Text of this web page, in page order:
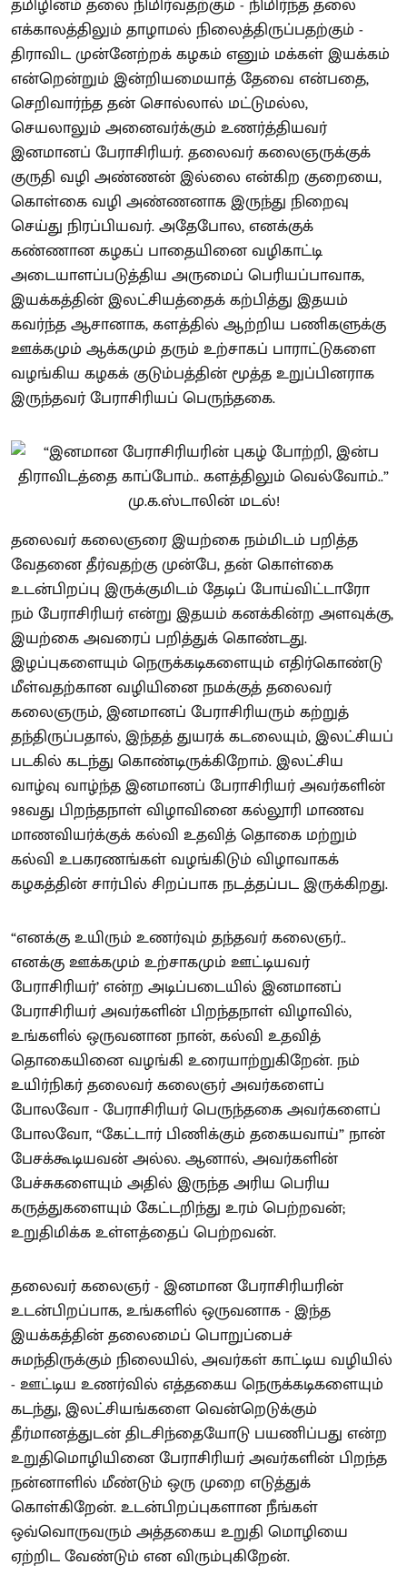
எக்காலத்திலும் தாழாமல் நிலைத்திருப்பதற்கும் -
திராவிட முன்னேற்றக் கழகம் எனும் மக்கள் இயக்கம்
என்றென்றும் இன்றியமையாத் தேவை என்பதை,
செறிவார்ந்த தன் சொல்லால் மட்டுமல்ல,
செயலாலும் அனைவர்க்கும் உணர்த்தியவர்
இனமானப் பேராசிரியர். தலைவர் கலைஞருக்குக்
குருதி வழி அண்ணன் இல்லை என்கிற குறையை,
கொள்கை வழி அண்ணனாக இருந்து நிறைவு
செய்து நிரப்பியவர். அதேபோல, எனக்குக்
கண்ணான கழகப் பாதையினை வழிகாட்டி
அடையாளப்படுத்திய அருமைப் பெரியப்பாவாக,
இயக்கத்தின் இலட்சியத்தைக் கற்பித்து இதயம்
கவர்ந்த ஆசானாக, களத்தில் ஆற்றிய பணிகளுக்கு
ஊக்கமும் ஆக்கமும் தரும் உற்சாகப் பாராட்டுகளை
வழங்கிய கழகக் குடும்பத்தின் மூத்த உறுப்பினராக
இருந்தவர் பேராசிரியப் பெருந்தகை.
தலைவர் கலைஞரை இயற்கை நம்மிடம் பறித்த
வேதனை தீர்வதற்கு முன்பே, தன் கொள்கை
உடன்பிறப்பு இருக்குமிடம் தேடிப் போய்விட்டாரோ
நம் பேராசிரியர் என்று இதயம் கனக்கின்ற அளவுக்கு,
இயற்கை அவரைப் பறித்துக் கொண்டது.
இழப்புகளையும் நெருக்கடிகளையும் எதிர்கொண்டு
மீள்வதற்கான வழியினை நமக்குத் தலைவர்
கலைஞரும், இனமானப் பேராசிரியரும் கற்றுத்
தந்திருப்பதால், இந்தத் துயரக் கடலையும், இலட்சியப்
படகில் கடந்து கொண்டிருக்கிறோம். இலட்சிய
வாழ்வு வாழ்ந்த இனமானப் பேராசிரியர் அவர்களின்
98வது பிறந்தநாள் விழாவினை கல்லூரி மாணவ
மாணவியர்க்குக் கல்வி உதவித் தொகை மற்றும்
கல்வி உபகரணங்கள் வழங்கிடும் விழாவாகக்
கழகத்தின் சார்பில் சிறப்பாக நடத்தப்பட இருக்கிறது.
“எனக்கு உயிரும் உணர்வும் தந்தவர் கலைஞர்..
எனக்கு ஊக்கமும் உற்சாகமும் ஊட்டியவர்
பேராசிரியர்’ என்ற அடிப்படையில் இனமானப்
பேராசிரியர் அவர்களின் பிறந்தநாள் விழாவில்,
உங்களில் ஒருவனான நான், கல்வி உதவித்
தொகையினை வழங்கி உரையாற்றுகிறேன். நம்
உயிர்நிகர் தலைவர் கலைஞர் அவர்களைப்
போலவோ - பேராசிரியர் பெருந்தகை அவர்களைப்
போலவோ, “கேட்டார் பிணிக்கும் தகையவாய்” நான்
பேசக்கூடியவன் அல்ல. ஆனால், அவர்களின்
பேச்சுகளையும் அதில் இருந்த அரிய பெரிய
கருத்துகளையும் கேட்டறிந்து உரம் பெற்றவன்;
உறுதிமிக்க உள்ளத்தைப் பெற்றவன்.
தலைவர் கலைஞர் - இனமான பேராசிரியரின்
உடன்பிறப்பாக, உங்களில் ஒருவனாக - இந்த
இயக்கத்தின் தலைமைப் பொறுப்பைச்
சுமந்திருக்கும் நிலையில், அவர்கள் காட்டிய வழியில்
- ஊட்டிய உணர்வில் எத்தகைய நெருக்கடிகளையும்
கடந்து, இலட்சியங்களை வென்றெடுக்கும்
தீர்மானத்துடன் திடசிந்தையோடு பயணிப்பது என்ற
உறுதிமொழியினை பேராசிரியர் அவர்களின் பிறந்த
நன்னாளில் மீண்டும் ஒரு முறை எடுத்துக்
கொள்கிறேன். உடன்பிறப்புகளான நீங்கள்
ஒவ்வொருவரும் அத்தகைய உறுதி மொழியை
ஏற்றிட வேண்டும் என விரும்புகிறேன்.